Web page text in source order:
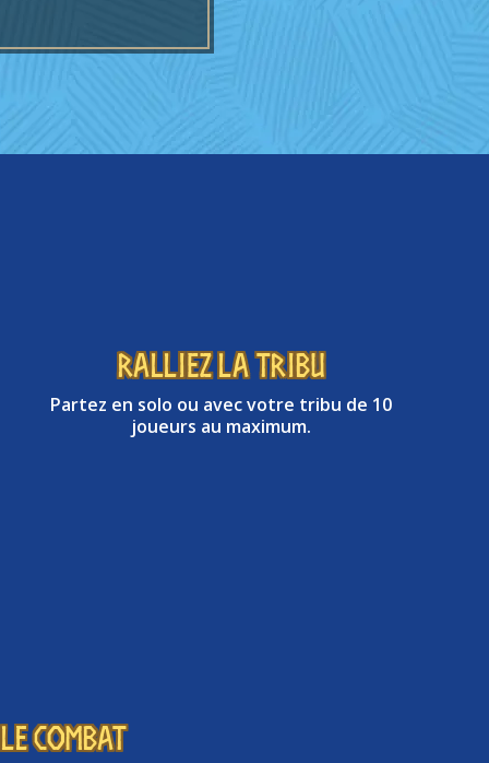
RALLIEZ LA TRIBU
Partez en solo ou avec votre tribu de 10
joueurs au maximum.
combat